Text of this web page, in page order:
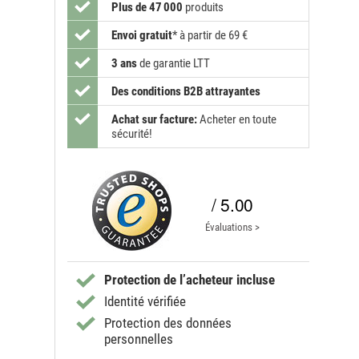
Plus de 47 000 produits
Envoi gratuit* à partir de 69 €
3 ansde garantie LTT
Des conditions B2B attrayantes
Achat sur facture:Acheter en toute
sécurité!
/ 5.00
Évaluations >
Protection de l’acheteur incluse
Identité vérifiée
Protection des données
personnelles